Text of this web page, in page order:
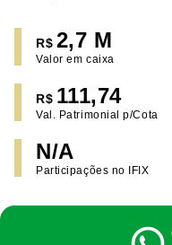
R$ 2,7 M
Valor em caixa
R$ 111,74
Val. Patrimonial p/Cota
N/A
Participações no IFIX